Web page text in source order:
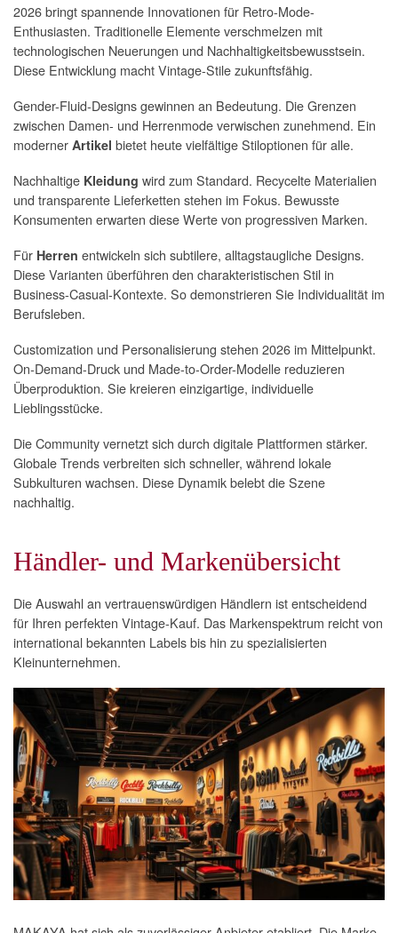
2026 bringt spannende Innovationen für Retro-Mode-
Enthusiasten. Traditionelle Elemente verschmelzen mit
technologischen Neuerungen und Nachhaltigkeitsbewusstsein.
Diese Entwicklung macht Vintage-Stile zukunftsfähig.
Gender-Fluid-Designs gewinnen an Bedeutung. Die Grenzen
zwischen Damen- und Herrenmode verwischen zunehmend. Ein
moderner Artikel bietet heute vielfältige Stiloptionen für alle.
Nachhaltige Kleidung wird zum Standard. Recycelte Materialien
und transparente Lieferketten stehen im Fokus. Bewusste
Konsumenten erwarten diese Werte von progressiven Marken.
Für Herren entwickeln sich subtilere, alltagstaugliche Designs.
Diese Varianten überführen den charakteristischen Stil in
Business-Casual-Kontexte. So demonstrieren Sie Individualität im
Berufsleben.
Customization und Personalisierung stehen 2026 im Mittelpunkt.
On-Demand-Druck und Made-to-Order-Modelle reduzieren
Überproduktion. Sie kreieren einzigartige, individuelle
Lieblingsstücke.
Die Community vernetzt sich durch digitale Plattformen stärker.
Globale Trends verbreiten sich schneller, während lokale
Subkulturen wachsen. Diese Dynamik belebt die Szene
nachhaltig.
Händler- und Markenübersicht
Die Auswahl an vertrauenswürdigen Händlern ist entscheidend
für Ihren perfekten Vintage-Kauf. Das Markenspektrum reicht von
international bekannten Labels bis hin zu spezialisierten
Kleinunternehmen.